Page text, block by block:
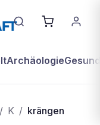
Archäologie
/ K / krängen